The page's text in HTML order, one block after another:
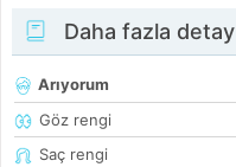
Daha fazla detay
Arıyorum
Göz rengi
Saç rengi